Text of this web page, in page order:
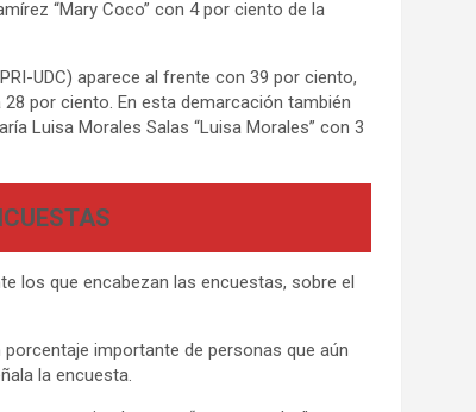
“Mary Coco” con 4 por ciento de la
UDC) aparece al frente con 39 por ciento,
por ciento. En esta demarcación también
Luisa Morales Salas “Luisa Morales” con 3
los que encabezan las encuestas, sobre el
importante de personas que aún
la encuesta.